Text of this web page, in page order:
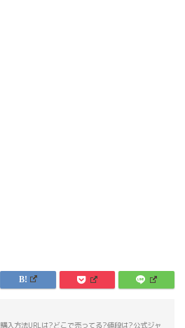
入方法URLは?どこで売ってる?値段は?公式ジャ